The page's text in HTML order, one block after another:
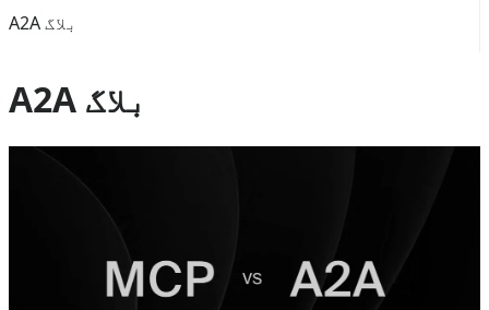
A2A بلاگ
A2A بلاگ